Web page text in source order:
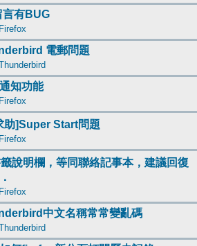
言有BUG
Firefox
電郵問題
知功能
Firefox
助]Super Start問題
Firefox
說明欄，等同聯絡記事本，建議回復
Firefox
中文名稱常常變亂碼